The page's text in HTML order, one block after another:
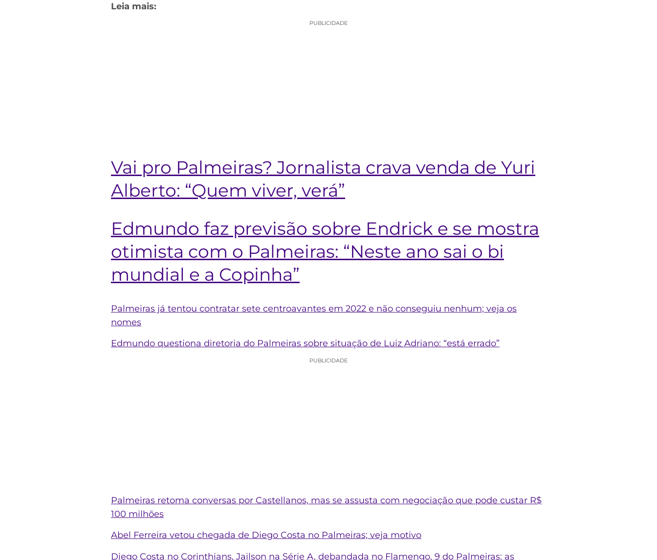
Leia mais:
PUBLICIDADE
Vai pro Palmeiras? Jornalista crava venda de Yuri
Alberto: “Quem viver, verá”
Edmundo faz previsão sobre Endrick e se mostra
otimista com o Palmeiras: “Neste ano sai o bi
mundial e a Copinha”
Palmeiras já tentou contratar sete centroavantes em 2022 e não conseguiu nenhum; veja os
nomes
Edmundo questiona diretoria do Palmeiras sobre situação de Luiz Adriano: “está errado”
PUBLICIDADE
Palmeiras retoma conversas por Castellanos, mas se assusta com negociação que pode custar R$
100 milhões
Abel Ferreira vetou chegada de Diego Costa no Palmeiras; veja motivo
Diego Costa no Corinthians, Jailson na Série A, debandada no Flamengo, 9 do Palmeiras: as